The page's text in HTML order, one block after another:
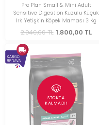
Pro Plan Small & Mini Adult
Sensitive Digestion Kuzulu Küçük
Irk Yetişkin Köpek Maması 3 Kg
2.040,00 TL 1.800,00 TL
STOKTA
KALMADI!